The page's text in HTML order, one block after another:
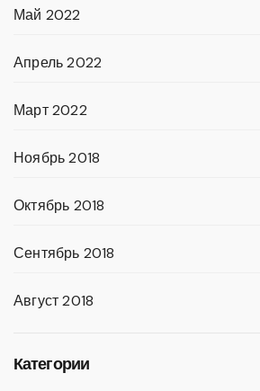
Май 2022
Апрель 2022
Март 2022
Ноябрь 2018
Октябрь 2018
Сентябрь 2018
Август 2018
Категории